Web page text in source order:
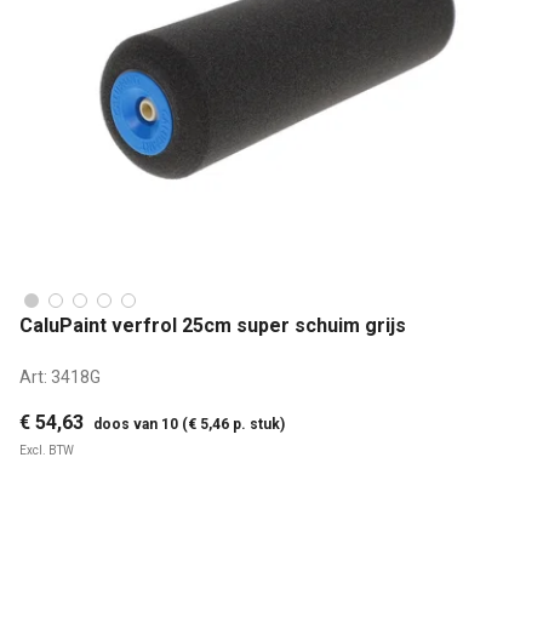
CaluPaint verfrol 25cm super schuim grijs
Art: 3418G
€ 54,63 doos van 10 (€ 5,46 p. stuk)
Excl. BTW